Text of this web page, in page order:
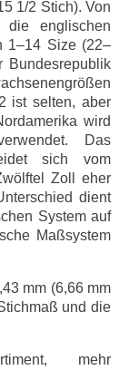
1/2 Stich). Von
englischen
1–14 Size (22–
Bundesrepublik
ist selten, aber
wird
Das
sich vom
Zoll eher
dient
System auf
Maßsystem
mm (6,66 mm
und die
mehr